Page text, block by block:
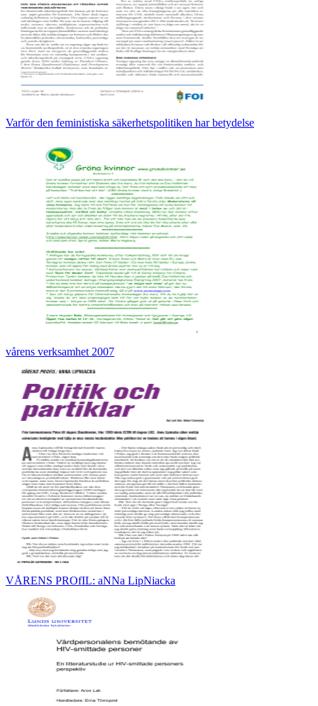
Varför den feministiska säkerhetspolitiken har betydelse
vårens verksamhet 2007
VÅRENS PROfIL: aNNa LipNiacka